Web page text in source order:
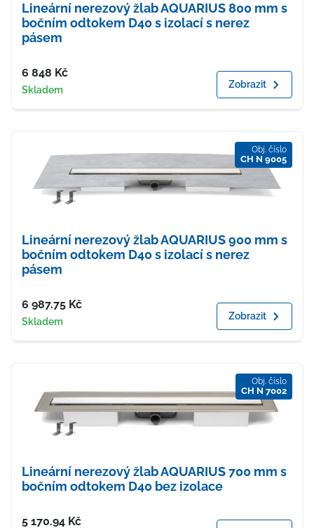
Lineární nerezový žlab AQUARIUS 800 mm s
bočním odtokem D40 s izolací s nerez
pásem
Cena
6 848 Kč
Dostupnost
Skladem Zobrazit
Obj. číslo
CH N 9005
Lineární nerezový žlab AQUARIUS 900 mm s
bočním odtokem D40 s izolací s nerez
pásem
Cena
6 987.75 Kč
Dostupnost
Skladem Zobrazit
Obj. číslo
CH N 7002
Lineární nerezový žlab AQUARIUS 700 mm s
bočním odtokem D40 bez izolace
Cena
5 170.94 Kč